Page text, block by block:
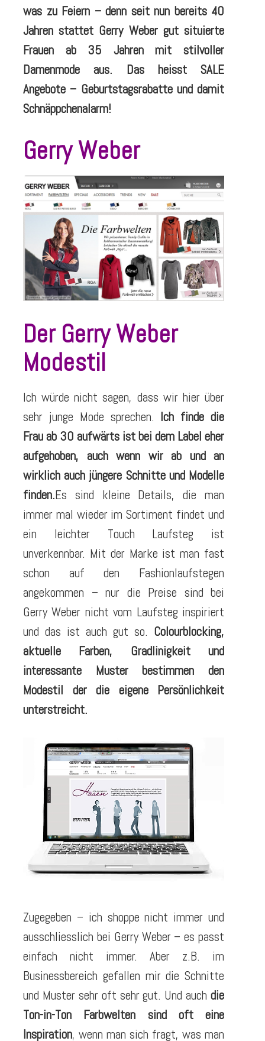
was zu Feiern – denn seit nun bereits 40
Jahren stattet Gerry Weber gut situierte
Frauen ab 35 Jahren mit stilvoller
Damenmode aus. Das heisst SALE
Angebote – Geburtstagsrabatte und damit
Schnäppchenalarm!
Gerry Weber
Der Gerry Weber
Modestil
Ich würde nicht sagen, dass wir hier über
sehr junge Mode sprechen. Ich finde die
Frau ab 30 aufwärts ist bei dem Label eher
aufgehoben, auch wenn wir ab und an
wirklich auch jüngere Schnitte und Modelle
finden.Es sind kleine Details, die man
immer mal wieder im Sortiment findet und
ein leichter Touch Laufsteg ist
unverkennbar. Mit der Marke ist man fast
schon auf den Fashionlaufstegen
angekommen – nur die Preise sind bei
Gerry Weber nicht vom Laufsteg inspiriert
und das ist auch gut so. Colourblocking,
aktuelle Farben, Gradlinigkeit und
interessante Muster bestimmen den
Modestil der die eigene Persönlichkeit
unterstreicht.
Zugegeben – ich shoppe nicht immer und
ausschliesslich bei Gerry Weber – es passt
einfach nicht immer. Aber z.B. im
Businessbereich gefallen mir die Schnitte
und Muster sehr oft sehr gut. Und auch die
Ton-in-Ton Farbwelten sind oft eine
Inspiration, wenn man sich fragt, was man